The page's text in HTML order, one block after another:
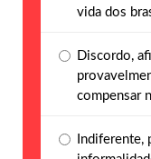
vida dos
Discordo,
compensar
Indiferente,